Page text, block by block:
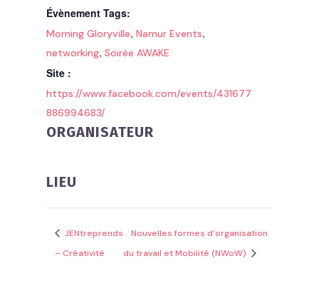
Évènement Tags:
Morning Gloryville, Namur Events,
networking, Soirée AWAKE
Site :
https://www.facebook.com/events/431677
886994683/
ORGANISATEUR
LIEU
JENtreprends
– Créativité
Nouvelles formes d’organisation
du travail et Mobilité (NWoW)